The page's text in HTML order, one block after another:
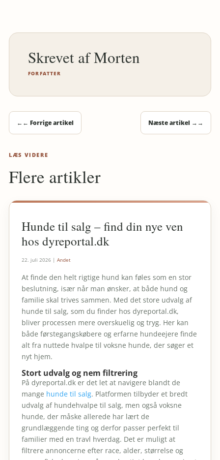
Morten
FORFATTER
← ← Forrige artikel Næste artikel → →
LÆS VIDERE
Flere artikler
Hunde til salg – find din nye ven
hos dyreportal.dk
22. juli 2026 | Andet
At finde den helt rigtige hund kan føles som en stor
beslutning, især når man ønsker, at både hund og
familie skal trives sammen. Med det store udvalg af
hunde til salg, som du finder hos dyreportal.dk,
bliver processen mere overskuelig og tryg. Her kan
både førstegangskøbere og erfarne hundeejere finde
alt fra nuttede hvalpe til voksne hunde, der søger et
nyt hjem.
Stort udvalg og nem filtrering
På dyreportal.dk er det let at navigere blandt de
mange hunde til salg. Platformen tilbyder et bredt
udvalg af hundehvalpe til salg, men også voksne
hunde, der måske allerede har lært de
grundlæggende ting og derfor passer perfekt til
familier med en travl hverdag. Det er muligt at
filtrere annoncerne efter race, alder, størrelse og